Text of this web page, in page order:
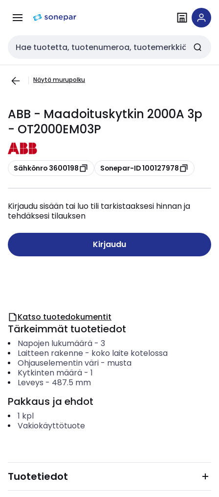
navigointiinsisältöön
Haku
Näytä murupolku
ABB - Maadoituskytkin 2000A 3p
- OT2000EM03P
Kopioi
Sähkönro 3600198 Kopioi
Sonepar-ID 100127978
Kirjaudu sisään tai luo tili tarkistaaksesi hinnan ja
tehdäksesi tilauksen
Kirjaudu
Katso tuotedokumentit
Tärkeimmät tuotetiedot
Napojen lukumäärä- 3
Laitteen rakenne - koko laite kotelossa
Ohjauselementin väri- musta
Kytkinten määrä- 1
Leveys - 487.5 mm
Pakkaus ja ehdot
1 kpl
Vakiokäyttötuote
Tuotetiedot